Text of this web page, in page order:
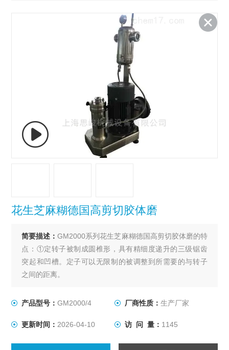
花生芝麻糊德国高剪切胶体磨
简要描述：GM2000系列花生芝麻糊德国高剪切胶体磨的特
点：①定转子被制成圆椎形，具有精细度递升的三级锯齿
突起和凹槽。定子可以无限制的被调整到所需要的与转子
之间的距离。
产品型号：GM2000/4 厂商性质： 生产厂家
更新时间： 2026-04-10 访 问 量： 1145